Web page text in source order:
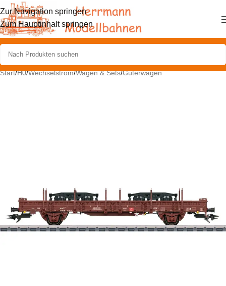
Zur Navigation springen
Zum Hauptinhalt springen
Start/H0/Wechselstrom/Wagen & Sets/Güterwagen